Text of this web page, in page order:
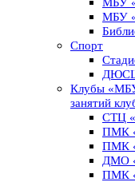
МБУ
МБУ
Спорт
Клубы «МБУ
занятий
СТЦ
ПМК
ПМК
ДМО
ПМК